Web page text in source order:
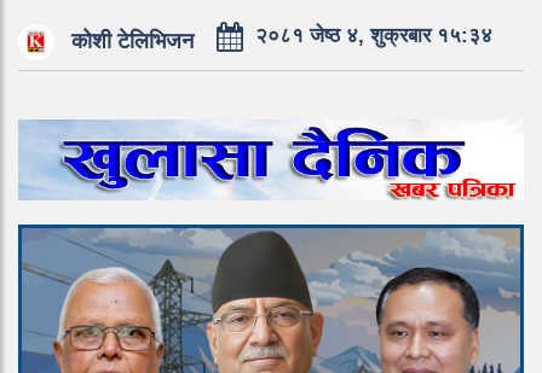
कोशी टेलिभिजन २०८१ जेष्ठ ४, शुक्रबार १५:३४